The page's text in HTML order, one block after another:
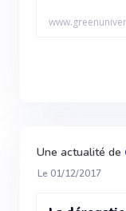
Une actualité de
Le 01/12/2017